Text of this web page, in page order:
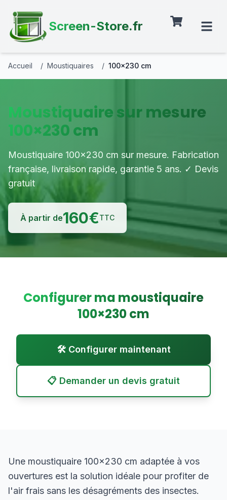
Screen-Store.fr
Accueil / Moustiquaires / 100×230 cm
Moustiquaire sur mesure
100×230 cm
Moustiquaire 100×230 cm sur mesure. Fabrication
française, livraison rapide, garantie 5 ans. ✓ Devis
gratuit
À partir de160€TTC
Configurer ma moustiquaire
100×230cm
🛠️ Configurer maintenant
📋 Demander un devis gratuit
Une moustiquaire 100×230 cm adaptée à vos
ouvertures est la solution idéale pour profiter de
l'air frais sans les désagréments des insectes.